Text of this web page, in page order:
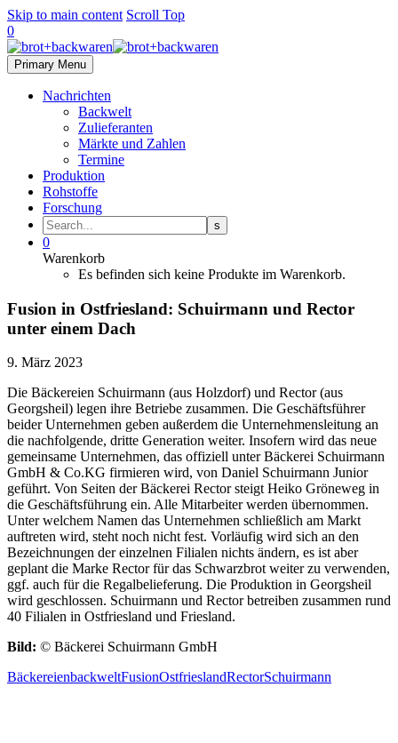
Skip to main content Scroll Top
0
Primary Menu
Nachrichten
Backwelt
Zulieferanten
Märkte und Zahlen
Termine
Produktion
Rohstoffe
Forschung
0
Warenkorb
Es befinden sich keine Produkte im Warenkorb.
Fusion in Ostfriesland: Schuirmann und Rector
unter einem Dach
9. März 2023
Die Bäckereien Schuirmann (aus Holzdorf) und Rector (aus
Georgsheil) legen ihre Betriebe zusammen. Die Geschäftsführer
beider Unternehmen geben außerdem die Unternehmensleitung an
die nachfolgende, dritte Generation weiter. Insofern wird das neue
gemeinsame Unternehmen, das offiziell unter Bäckerei Schuirmann
GmbH & Co.KG firmieren wird, von Daniel Schuirmann Junior
geführt. Von Seiten der Bäckerei Rector steigt Heiko Gröneweg in
die Geschäftsführung ein. Alle Mitarbeiter werden übernommen.
Unter welchem Namen das Unternehmen schließlich am Markt
auftreten wird, steht noch nicht fest. Vorläufig wird sich an den
Bezeichnungen der einzelnen Filialen nichts ändern, es ist aber
geplant die Marke Rector für das Schwarzbrot weiter zu verwenden,
ggf. auch für die Regalbelieferung. Die Produktion in Georgsheil
wird geschlossen. Schuirmann und Rector betreiben zusammen rund
40 Filialen in Ostfriesland und Friesland.
Bild: © Bäckerei Schuirmann GmbH
BäckereienbackweltFusionOstfrieslandRectorSchuirmann